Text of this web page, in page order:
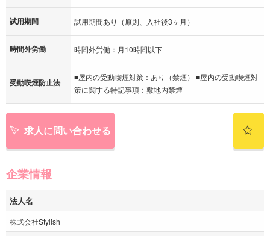
試用期間 試用期間あり（原則、入社後3ヶ月）
時間外労働 時間外労働：月10時間以下
受動喫煙防止法
■屋内の受動喫煙対策：あり（禁煙） ■屋内の受動喫煙対
策に関する特記事項：敷地内禁煙
求人に問い合わせる
企業情報
法人名
株式会社Stylish